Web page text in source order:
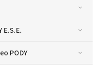
E.S.E.
PODY